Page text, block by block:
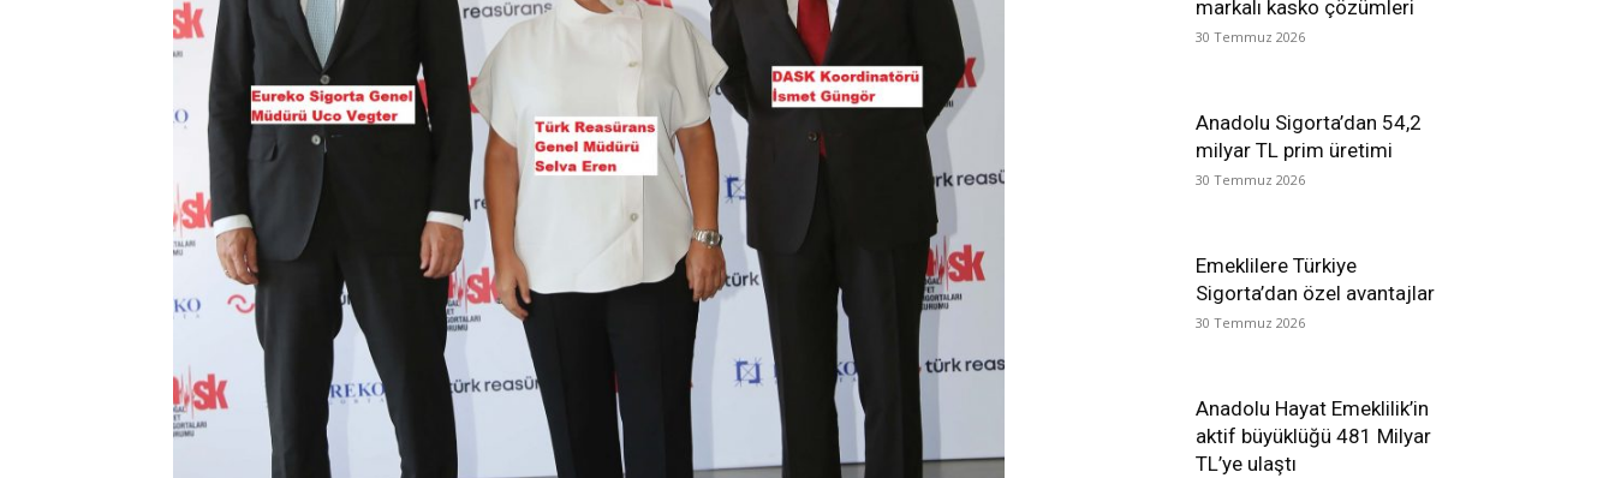
markalı kasko çözümleri
30 Temmuz 2026
Anadolu Sigorta’dan 54,2
milyar TL prim üretimi
30 Temmuz 2026
Emeklilere Türkiye
Sigorta’dan özel avantajlar
30 Temmuz 2026
Anadolu Hayat Emeklilik’in
aktif büyüklüğü 481 Milyar
TL’ye ulaştı